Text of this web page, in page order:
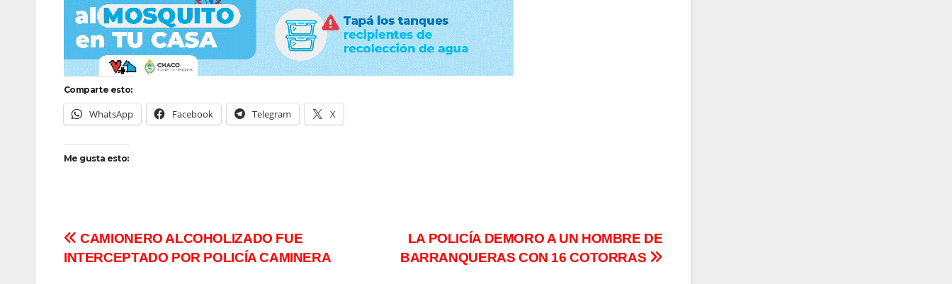
Comparte esto:
WhatsApp Facebook Telegram X
Me gusta esto:
Navegación
LA POLICÍA DEMORO A UN HOMBRE DE
BARRANQUERAS CON 16 COTORRAS
CAMIONERO ALCOHOLIZADO FUE
INTERCEPTADO POR POLICÍA CAMINERA